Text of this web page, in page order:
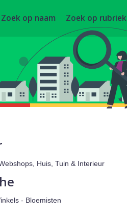
Zoek op naam Zoek op rubriek
Huis, Tuin & Interieur
- Bloemisten